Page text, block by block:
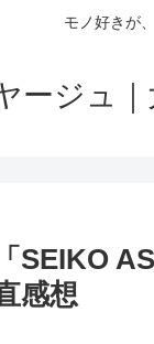
モノ好きが
ージュ
SEIKO
感想